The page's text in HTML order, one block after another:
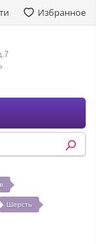
Избранное
Шерсть